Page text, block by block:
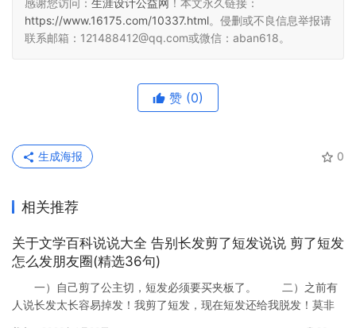
感谢您访问： 生涯设计公益网 ！本文永久链接：
https://www.16175.com/10337.html。侵删或不良信息举报请
联系邮箱：121488412@qq.com或微信：aban618。
赞 (0)
0
生成海报
相关推荐
关于文学百科说说大全 告别长发剪了短发说说 剪了短发
怎么发朋友圈(精选36句)
一）自己剪了公主切，短发必须要买夹板了。 二）之前有
人说长发太长容易掉发！我剪了短发，现在短发还给我脱发！莫非